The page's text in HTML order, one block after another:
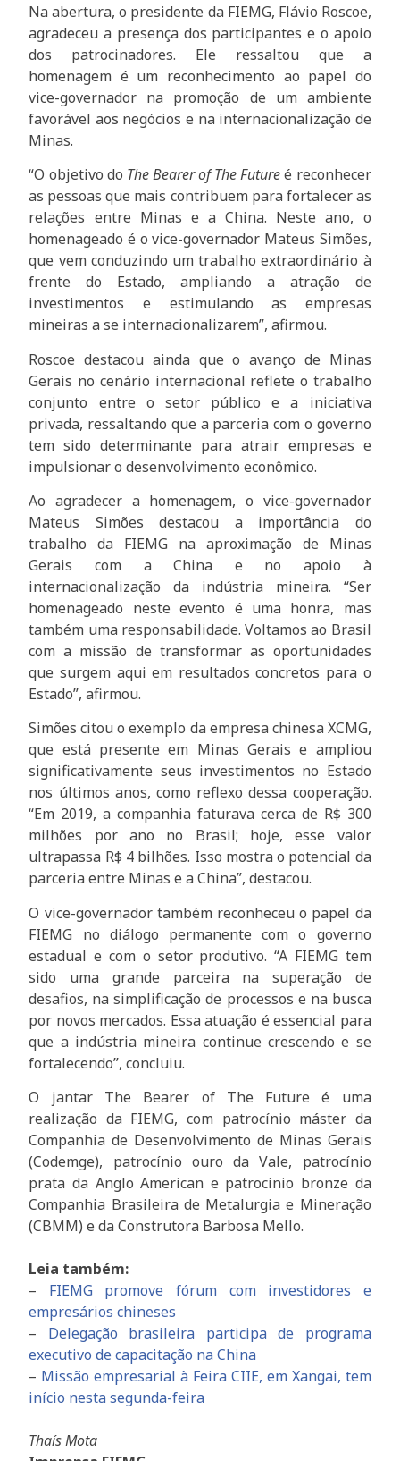
Na abertura, o presidente da FIEMG, Flávio Roscoe,
agradeceu a presença dos participantes e o apoio
dos patrocinadores. Ele ressaltou que a
homenagem é um reconhecimento ao papel do
vice-governador na promoção de um ambiente
favorável aos negócios e na internacionalização de
Minas.
“O objetivo do The Bearer of The Futureé reconhecer
as pessoas que mais contribuem para fortalecer as
relações entre Minas e a China. Neste ano, o
homenageado é o vice-governador Mateus Simões,
que vem conduzindo um trabalho extraordinário à
frente do Estado, ampliando a atração de
investimentos e estimulando as empresas
mineiras a se internacionalizarem”, afirmou.
Roscoe destacou ainda que o avanço de Minas
Gerais no cenário internacional reflete o trabalho
conjunto entre o setor público e a iniciativa
privada, ressaltando que a parceria com o governo
tem sido determinante para atrair empresas e
impulsionar o desenvolvimento econômico.
Ao agradecer a homenagem, o vice-governador
Mateus Simões destacou a importância do
trabalho da FIEMG na aproximação de Minas
Gerais com a China e no apoio à
internacionalização da indústria mineira. “Ser
homenageado neste evento é uma honra, mas
também uma responsabilidade. Voltamos ao Brasil
com a missão de transformar as oportunidades
que surgem aqui em resultados concretos para o
Estado”, afirmou.
Simões citou o exemplo da empresa chinesa XCMG,
que está presente em Minas Gerais e ampliou
significativamente seus investimentos no Estado
nos últimos anos, como reflexo dessa cooperação.
“Em 2019, a companhia faturava cerca de R$ 300
milhões por ano no Brasil; hoje, esse valor
ultrapassa R$ 4 bilhões. Isso mostra o potencial da
parceria entre Minas e a China”, destacou.
O vice-governador também reconheceu o papel da
FIEMG no diálogo permanente com o governo
estadual e com o setor produtivo. “A FIEMG tem
sido uma grande parceira na superação de
desafios, na simplificação de processos e na busca
por novos mercados. Essa atuação é essencial para
que a indústria mineira continue crescendo e se
fortalecendo”, concluiu.
O jantar The Bearer of The Future é uma
realização da FIEMG, com patrocínio máster da
Companhia de Desenvolvimento de Minas Gerais
(Codemge), patrocínio ouro da Vale, patrocínio
prata da Anglo American e patrocínio bronze da
Companhia Brasileira de Metalurgia e Mineração
(CBMM) e da Construtora Barbosa Mello.
Leia também:
– FIEMG promove fórum com investidores e
empresários chineses
– Delegação brasileira participa de programa
executivo de capacitação na China
– Missão empresarial à Feira CIIE, em Xangai, tem
início nesta segunda-feira
Thaís Mota